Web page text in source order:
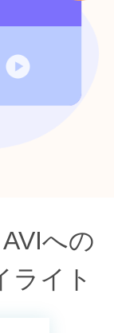
への
ライト